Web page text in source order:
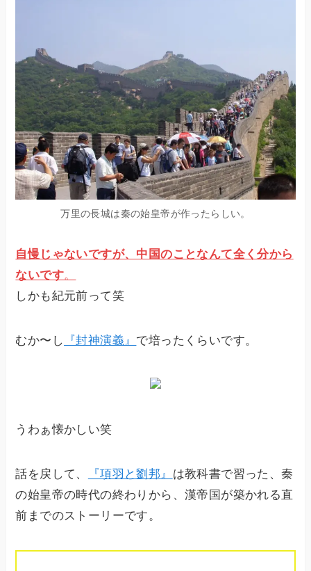
万里の長城は秦の始皇帝が作ったらしい。
自慢じゃないですが、中国のことなんて全く分から
ないです。
しかも紀元前って笑
むか〜し 『封神演義』 で培ったくらいです。
うわぁ懐かしい笑
話を戻して、 『項羽と劉邦』 は教科書で習った、秦
の始皇帝の時代の終わりから、漢帝国が築かれる直
前までのストーリーです。